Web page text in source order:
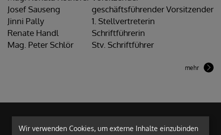
Josef Sauseng
geschäftsführender Vorsitzender
Jinni Pally
1. Stellvertreterin
Renate Handl
Schriftführerin
Mag. Peter Schlör
Stv. Schriftführer
mehr
Wir verwenden Cookies, um externe Inhalte einzubinden